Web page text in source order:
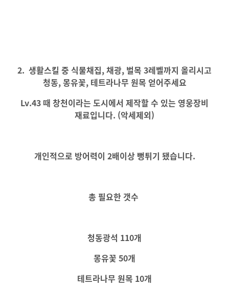
2. 생활스킬 중 식물채집, 채광, 벌목 3레벨까지 올리시고
청동, 몽유꽃, 테트라나무 원목 얻어주세요
Lv.43 때 창천이라는 도시에서 제작할 수 있는 영웅장비
재료입니다. (악세제외)
개인적으로 방어력이 2배이상 뻥튀기 됐습니다.
총 필요한 갯수
청동광석 110개
몽유꽃 50개
테트라나무 원목 10개